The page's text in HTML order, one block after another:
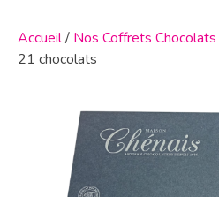
Accueil/ Nos Coffrets Chocolats
21 chocolats